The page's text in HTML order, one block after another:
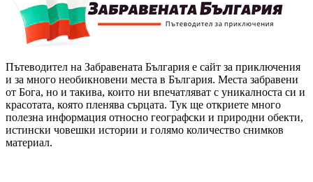
Пътеводител на Забравената България е сайт за приключения
и за много необикновени места в България. Места забравени
от Бога, но и такива, които ни впечатляват с уникалноста си и
красотата, която пленява сърцата. Тук ще откриете много
полезна информация относно географски и природни обекти,
истински човешки истории и голямо количество снимков
материал.